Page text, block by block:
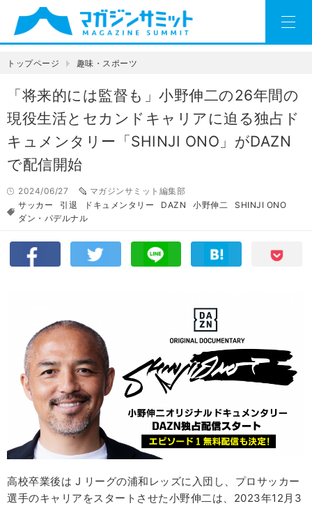
トップページ 趣味・スポーツ
「将来的には監督も」小野伸二の26年間の
現役生活とセカンドキャリアに迫る独占ド
キュメンタリー「SHINJI ONO」がDAZN
で配信開始
2024/06/27
マガジンサミット編集部
サッカー
引退 ドキュメンタリー DAZN 小野伸二
SHINJI ONO
ダン・パデルナル
高校卒業後は J リーグの浦和レッズに入団し、プロサッカー
選手のキャリアをスタートさせた小野伸二は、2023年12月3